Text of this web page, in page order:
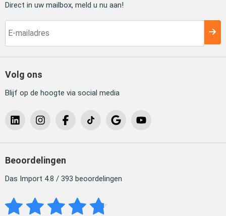
Direct in uw mailbox, meld u nu aan!
Volg ons
Blijf op de hoogte via social media
Beoordelingen
Das Import 4.8 / 393 beoordelingen